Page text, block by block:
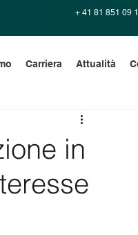
+ 41 81 851 09
Carriera Attualità
in